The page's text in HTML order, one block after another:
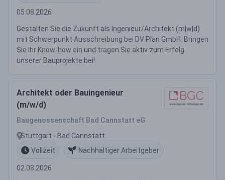
05.08.2026
Gestalten Sie die Zukunft als Ingenieur/Architekt (m|w|d)
mit Schwerpunkt Ausschreibung bei DV Plan GmbH. Bringen
Sie Ihr Know-how ein und tragen Sie aktiv zum Erfolg
unserer Bauprojekte bei!
Architekt oder Bauingenieur
(m/w/d)
Baugenossenschaft Bad Cannstatt eG
Stuttgart - Bad Cannstatt
Vollzeit
Nachhaltiger Arbeitgeber
02.08.2026